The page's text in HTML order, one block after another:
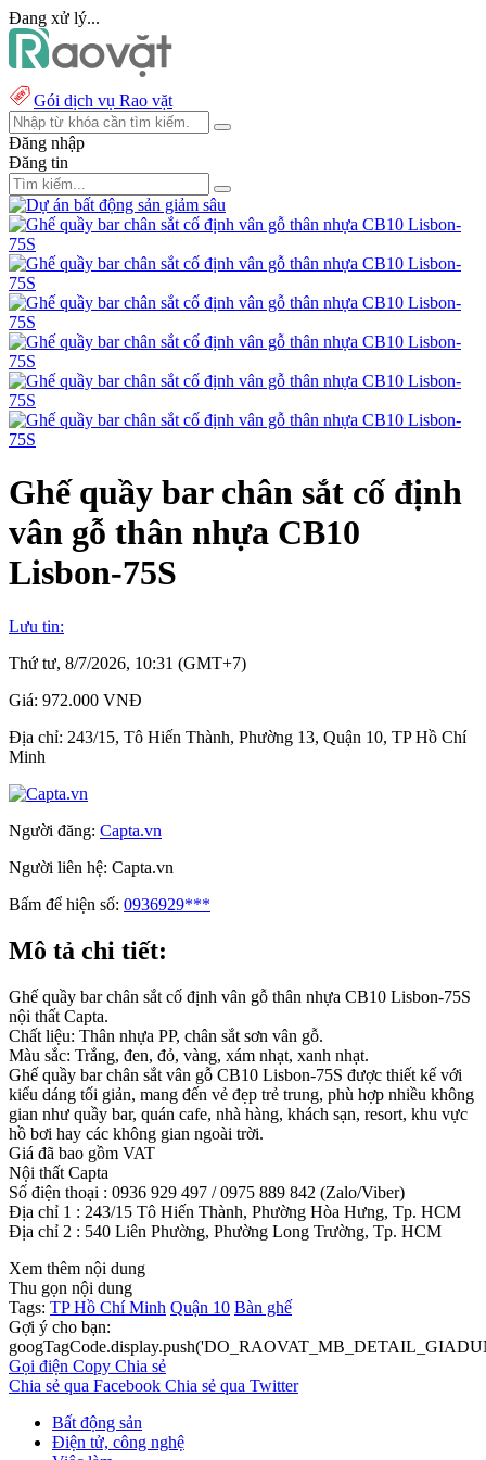
Đang xử lý...
Gói dịch vụ Rao vặt
Đăng nhập
Đăng tin
Ghế quầy bar chân sắt cố định
vân gỗ thân nhựa CB10
Lisbon-75S
Lưu tin:
Thứ tư, 8/7/2026, 10:31 (GMT+7)
Giá: 972.000 VNĐ
Địa chỉ: 243/15, Tô Hiến Thành, Phường 13, Quận 10, TP Hồ Chí
Minh
Người đăng: Capta.vn
Người liên hệ: Capta.vn
Bấm để hiện số: 0936929***
Mô tả chi tiết:
Ghế quầy bar chân sắt cố định vân gỗ thân nhựa CB10 Lisbon-75S
nội thất Capta.
Chất liệu: Thân nhựa PP, chân sắt sơn vân gỗ.
Màu sắc: Trắng, đen, đỏ, vàng, xám nhạt, xanh nhạt.
Ghế quầy bar chân sắt vân gỗ CB10 Lisbon-75S được thiết kế với
kiểu dáng tối giản, mang đến vẻ đẹp trẻ trung, phù hợp nhiều không
gian như quầy bar, quán cafe, nhà hàng, khách sạn, resort, khu vực
hồ bơi hay các không gian ngoài trời.
Giá đã bao gồm VAT
Nội thất Capta
Số điện thoại : 0936 929 497 / 0975 889 842 (Zalo/Viber)
Địa chỉ 1 : 243/15 Tô Hiến Thành, Phường Hòa Hưng, Tp. HCM
Địa chỉ 2 : 540 Liên Phường, Phường Long Trường, Tp. HCM
Xem thêm nội dung
Thu gọn nội dung
Tags: TP Hồ Chí Minh Quận 10 Bàn ghế
Gợi ý cho bạn:
Gọi điện Copy Chia sẻ
Chia sẻ qua Facebook Chia sẻ qua Twitter
Bất động sản
Điện tử, công nghệ